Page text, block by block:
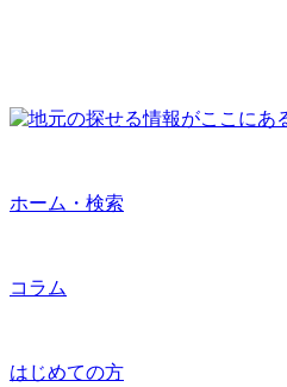
ホーム・検索
コラム
はじめての方